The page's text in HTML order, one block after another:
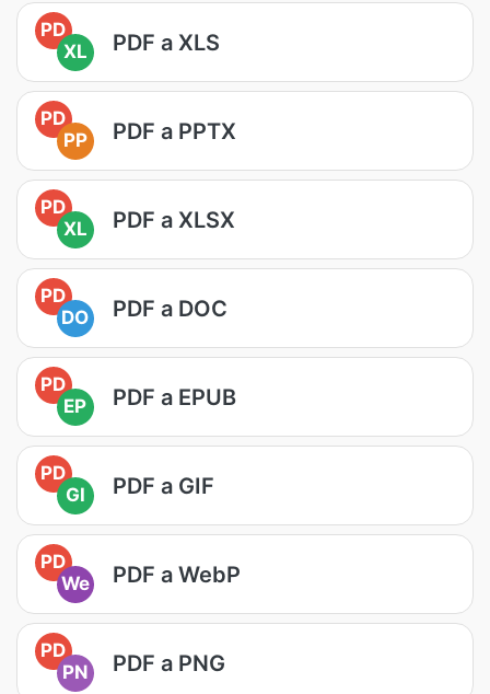
PD
XL
PDF a XLS
PD
PP
PDF a PPTX
PD
XL
PDF a XLSX
PD
DO
PDF a DOC
PD
EP
PDF a EPUB
PD
GI
PDF a GIF
PD
We
PDF a WebP
PD
PN
PDF a PNG